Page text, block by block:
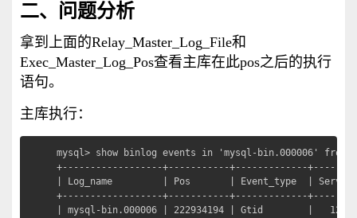
二、问题分析
拿到上面的Relay_Master_Log_File和
Exec_Master_Log_Pos查看主库在此pos之后的执行
语句。
主库执行：
mysql> show binlog events in 'mysql-bin.000006' from
+------------------+-----------+-------------
| Log_name         | Pos       | Event_type  |
+------------------+-----------+-------------
| mysql-bin.000006 | 222934194 | Gtid        |